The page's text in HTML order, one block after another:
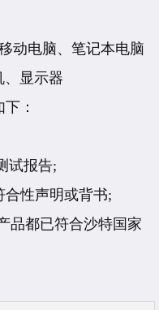
动电脑、笔记本电脑
显示器
：
试报告;
性声明或背书;
都已符合沙特国家